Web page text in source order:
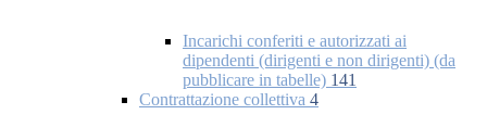
Incarichi conferiti e autorizzati ai
dipendenti (dirigenti e non dirigenti) (da
pubblicare in tabelle) 141
Contrattazione collettiva 4